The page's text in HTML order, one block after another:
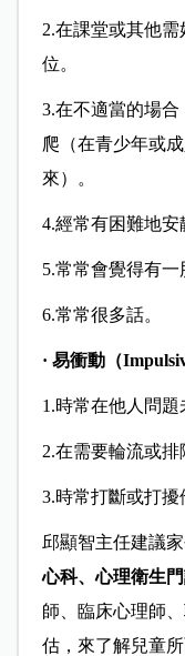
2.在課堂或其他
位。
3.在不適當的場
爬（在青少年或
來）。
4.經常有困難地安
5.常常會覺得有一
6.常常很多話。
· 易衝動（
1.時常在他人問題
2.在需要輪流或排
3.時常打斷或打擾
邱顯智主任建議
心科、心理衛生
師、臨床心理師
估，來了解兒童